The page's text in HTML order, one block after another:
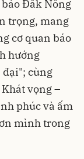
Đắk Nông
trọng, mang
cơ quan báo
hướng
cùng
vọng –
phúc và ấm
mình trong